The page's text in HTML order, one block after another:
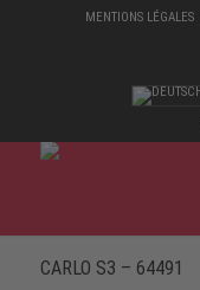
MENTIONS LÉGALES
CARLO S3 – 64491